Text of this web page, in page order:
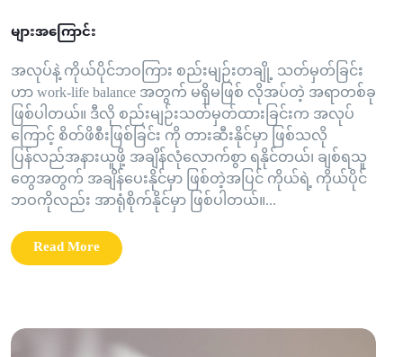
များအကြောင်း
အလုပ်နဲ့ ကိုယ်ပိုင်ဘဝကြား စည်းမျဉ်းတချို့ သတ်မှတ်ခြင်း
ဟာ work-life balance အတွက် မရှိမဖြစ် လိုအပ်တဲ့ အရာတစ်ခု
ဖြစ်ပါတယ်။ ဒီလို စည်းမျဉ်းသတ်မှတ်ထားခြင်းက အလုပ်
ကြောင့် စိတ်ဖိစီးဖြစ်ခြင်း ကို တားဆီးနိုင်မှာ ဖြစ်သလို
ပြန်လည်အနားယူဖို့ အချိန်လုံလောက်စွာ ရနိုင်တယ်၊ ချစ်ရသူ
တွေအတွက် အချိန်ပေးနိုင်မှာ ဖြစ်တဲ့အပြင် ကိုယ်ရဲ့ ကိုယ်ပိုင်
ဘဝကိုလည်း အာရုံစိုက်နိုင်မှာ ဖြစ်ပါတယ်။...
Read More